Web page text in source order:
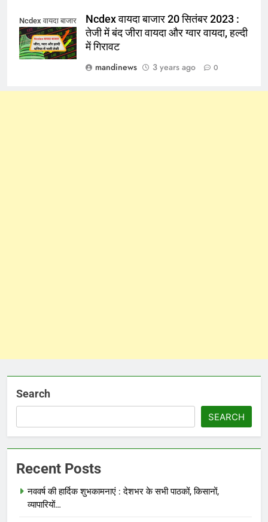
Ncdex वायदा बाजार
Ncdex वायदा बाजार 20 सितंबर 2023 :
तेजी में बंद जीरा वायदा और ग्वार वायदा, हल्दी
में गिरावट
mandinews
3 years ago 0
Search
SEARCH
Recent Posts
नववर्ष की हार्दिक शुभकामनाएं : देशभर के सभी पाठकों, किसानों,
व्यापारियों…